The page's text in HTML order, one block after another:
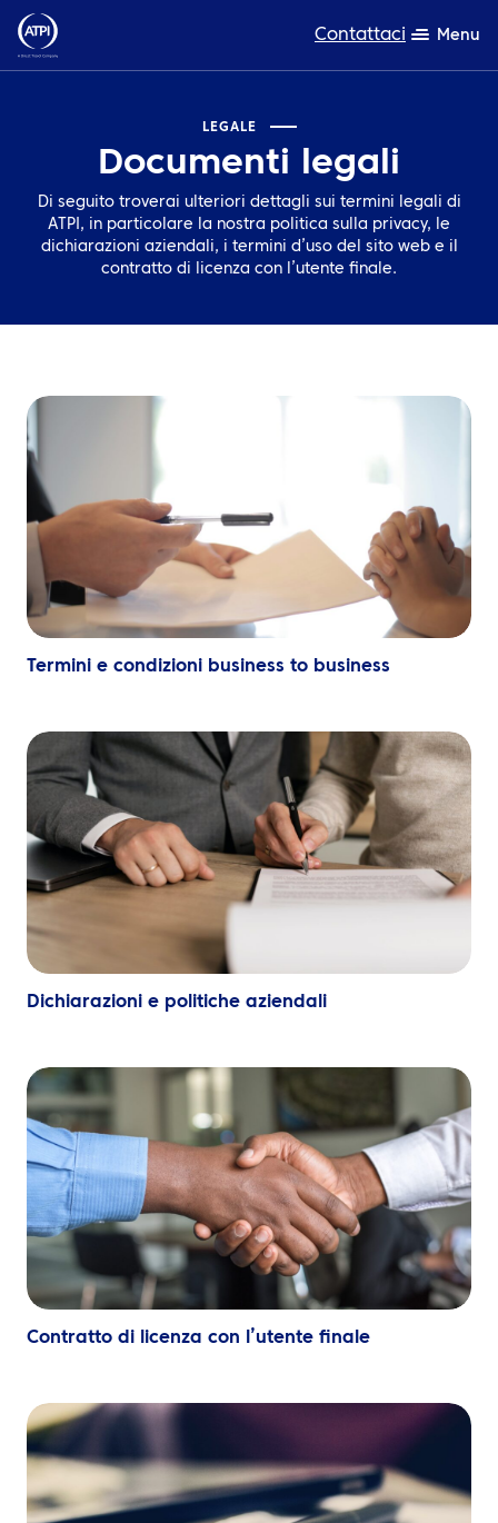
Contattaci Menu
Risorse
Chi siamo
Sostenibilità
Contattaci
LEGALE
Documenti legali
Di seguito troverai ulteriori dettagli sui termini legali di
ATPI, in particolare la nostra politica sulla privacy, le
dichiarazioni aziendali, i termini d’uso del sito web e il
contratto di licenza con l’utente finale.
Termini e condizioni business to business
Dichiarazioni e politiche aziendali
Contratto di licenza con l’utente finale